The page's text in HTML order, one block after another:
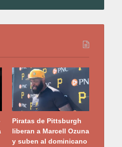
Piratas de Pittsburgh
liberan a Marcell Ozuna
y suben al dominicano